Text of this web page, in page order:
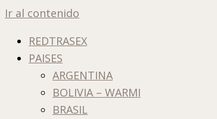
Ir al contenido
REDTRASEX
PAISES
ARGENTINA
BOLIVIA – WARMI
BRASIL